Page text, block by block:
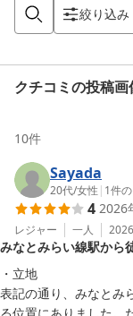
絞り込み
クチコミの投稿
10件
Sayada
20代/女性 | 1件
4 2026
レジャー 一人
みなとみらい線駅から
・立地
表記の通り、みなとみ